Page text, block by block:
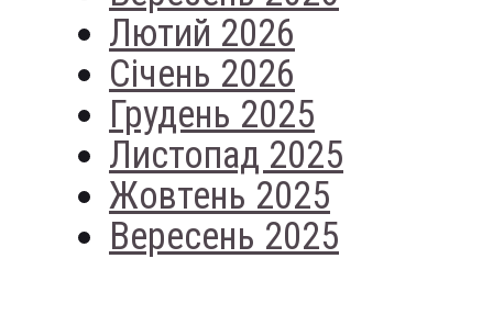
Лютий 2026
Січень 2026
Грудень 2025
Листопад 2025
Жовтень 2025
Вересень 2025